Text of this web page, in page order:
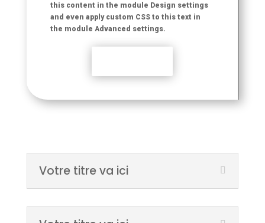
this content in the module Design settings
and even apply custom CSS to this text in
the module Advanced settings.
Votre titre va ici